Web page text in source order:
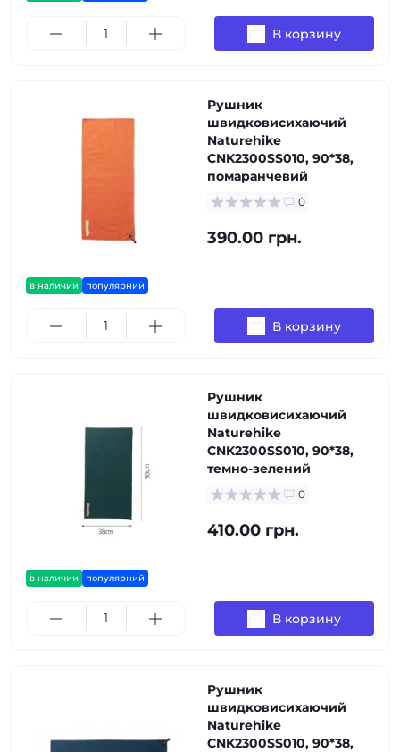
В корзину
в наличии популярний
Рушник
швидковисихаючий
Naturehike
CNK2300SS010, 90*38,
помаранчевий
0
390.00 грн.
В корзину
в наличии популярний
Рушник
швидковисихаючий
Naturehike
CNK2300SS010, 90*38,
темно-зелений
0
410.00 грн.
В корзину
Рушник
швидковисихаючий
Naturehike
CNK2300SS010, 90*38,